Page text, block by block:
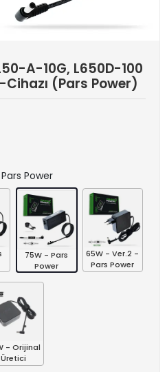
A-10G, L650D-100
(Pars Power)
Power
75W - Pars
Power
65W - Ver.2 -
Pars Power
- Orijinal
Üretici